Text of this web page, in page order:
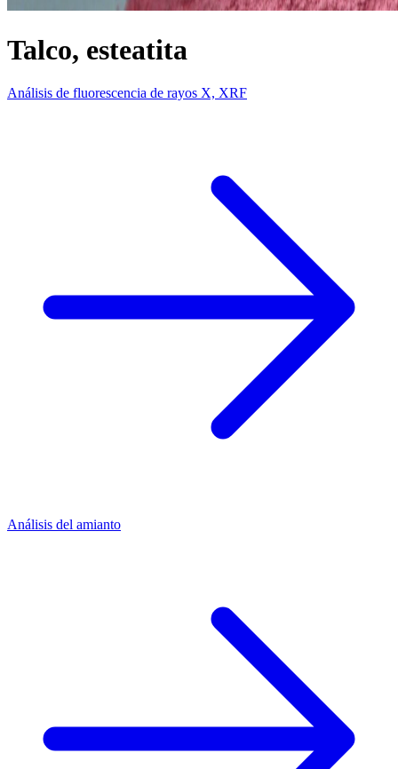
Talco, esteatita
Análisis de fluorescencia de rayos X, XRF
Análisis del amianto